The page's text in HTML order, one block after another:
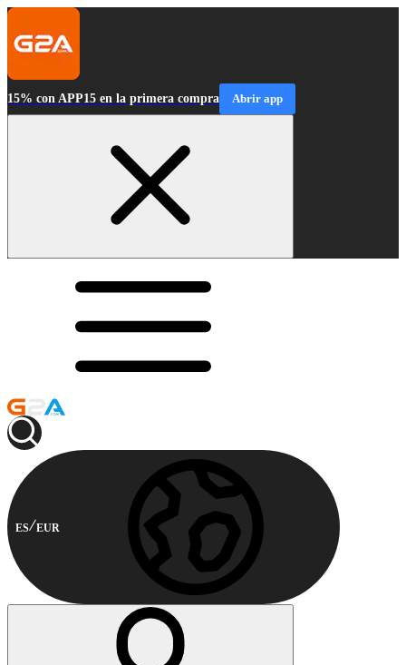
15% con APP15 en la primera compra Abrir app
ES EUR